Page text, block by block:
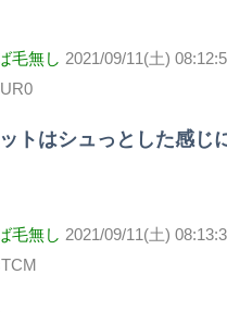
毛無し 2021/09/11(土)
トはシュっとした感じ
毛無し 2021/09/11(土)